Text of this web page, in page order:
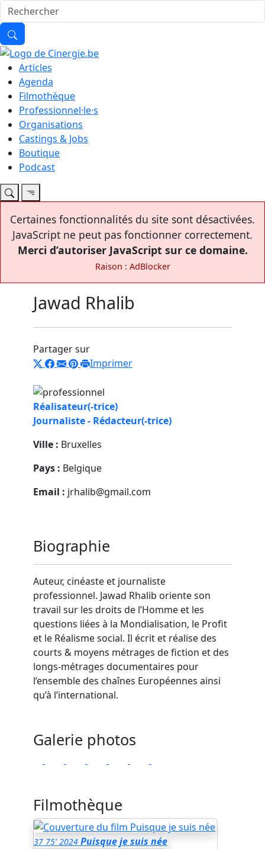
Articles
Agenda
Filmothèque
Professionnel·le·s
Organisations
Castings & Jobs
Boutique
Podcast
Certaines fonctionnalités du site sont désactivées.
JavaScript ne peut pas fonctionner correctement.
Merci d’autoriser JavaScript sur ce domaine.
Raison : AdBlocker
Jawad Rhalib
Partager sur
Imprimer
Réalisateur(-trice)
Journaliste - Rédacteur(-trice)
Ville : Bruxelles
Pays : Belgique
Email : jrhalib@gmail.com
Biographie
Auteur, cinéaste et journaliste
professionnel. Jawad Rhalib oriente son
travail sur les droits de l’Homme et les
questions liées à la Mondialisation, le Profit
et le Réalisme social. Il écrit et réalise des
courts & moyens métrages de fiction et des
longs-métrages documentaires pour
l’ensemble des chaînes Européennes ainsi
qu’à l’international.
Galerie photos
Filmothèque
37 75' 2024 Puisque je suis née